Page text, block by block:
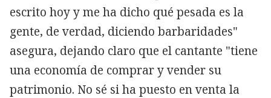
escrito hoy y me ha dicho qué pesada es la
gente, de verdad, diciendo barbaridades"
asegura, dejando claro que el cantante "tiene
una economía de comprar y vender su
patrimonio. No sé si ha puesto en venta la